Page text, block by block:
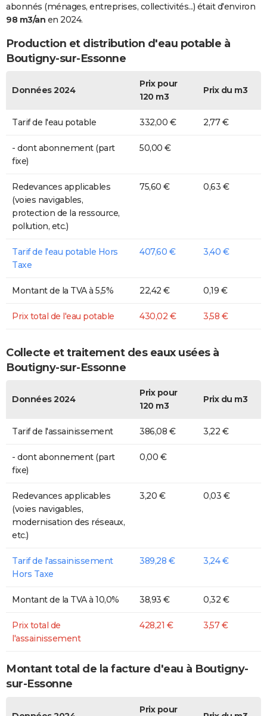
abonnés (ménages, entreprises, collectivités...) était d'environ
98 m3/an en 2024.
Production et distribution d'eau potable à
Boutigny-sur-Essonne
Données 2024
Prix pour
120 m3
Prix du m3
Tarif de l'eau potable 332,00 € 2,77 €
- dont abonnement (part
fixe)
50,00 €
Redevances applicables
(voies navigables,
protection de la ressource,
pollution, etc.)
75,60 € 0,63 €
Tarif de l'eau potable Hors
Taxe
407,60 € 3,40 €
Montant de la TVA à 5,5% 22,42 € 0,19 €
Prix total de l'eau potable 430,02 € 3,58 €
Collecte et traitement des eaux usées à
Boutigny-sur-Essonne
Données 2024
Prix pour
120 m3
Prix du m3
Tarif de l'assainissement 386,08 € 3,22 €
- dont abonnement (part
fixe)
0,00 €
Redevances applicables
(voies navigables,
modernisation des réseaux,
etc.)
3,20 € 0,03 €
Tarif de l'assainissement
Hors Taxe
389,28 € 3,24 €
Montant de la TVA à 10,0% 38,93 € 0,32 €
Prix total de
l'assainissement
428,21 € 3,57 €
Montant total de la facture d'eau à Boutigny-
sur-Essonne
Prix pour